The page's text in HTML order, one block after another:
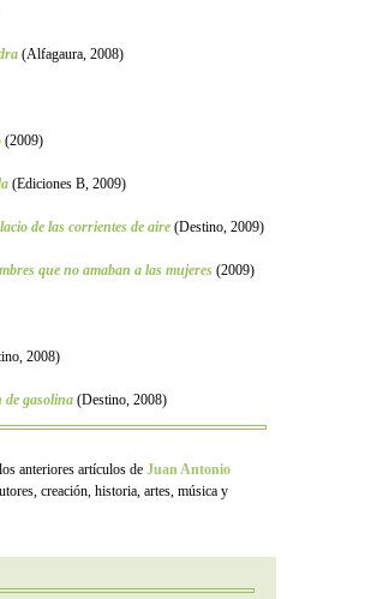
(Alfagaura, 2008)
(2009)
(Ediciones B, 2009)
de las corrientes de aire (Destino, 2009)
que no amaban a las mujeres (2009)
2008)
gasolina (Destino, 2008)
anteriores artículos de Juan Antonio
creación, historia, artes, música y